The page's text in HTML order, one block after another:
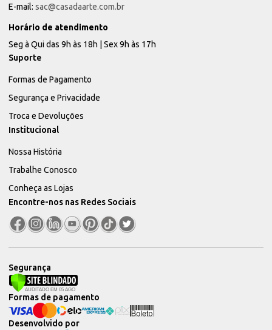
E-mail: sac@casadaarte.com.br
Horário de atendimento
Seg à Qui das 9h às 18h | Sex 9h às 17h
Suporte
Formas de Pagamento
Segurança e Privacidade
Troca e Devoluções
Institucional
Nossa História
Trabalhe Conosco
Conheça as Lojas
Encontre-nos nas Redes Sociais
Segurança
Desenvolvido por
Formas de pagamento